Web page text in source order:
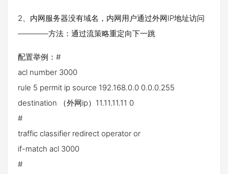
2、内网服务器没有域名，内网用户通过外网IP地址访问
————方法：通过流策略重定向下一跳
配置举例：#
acl number 3000
rule 5 permit ip source 192.168.0.0 0.0.0.255
destination （外网ip）11.11.11.11 0
#
traffic classifier redirect operator or
if-match acl 3000
#